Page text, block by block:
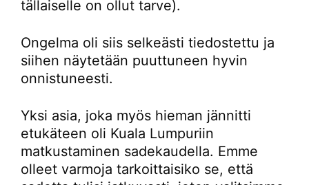
tällaiselle on ollut tarve).
Ongelma oli siis selkeästi tiedostettu ja
siihen näytetään puuttuneen hyvin
onnistuneesti.
Yksi asia, joka myös hieman jännitti
etukäteen oli Kuala Lumpuriin
matkustaminen sadekaudella. Emme
olleet varmoja tarkoittaisiko se, että